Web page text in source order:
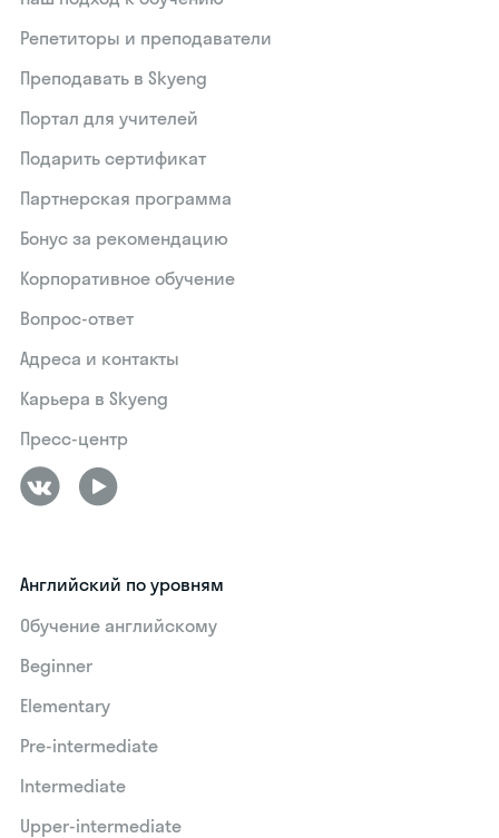
Репетиторы и преподаватели
Преподавать в Skyeng
Портал для учителей
Подарить сертификат
Партнерская программа
Бонус за рекомендацию
Корпоративное обучение
Вопрос-ответ
Адреса и контакты
Карьера в Skyeng
Пресс-центр
Английский по уровням
Обучение английскому
Beginner
Elementary
Pre-intermediate
Intermediate
Upper-intermediate